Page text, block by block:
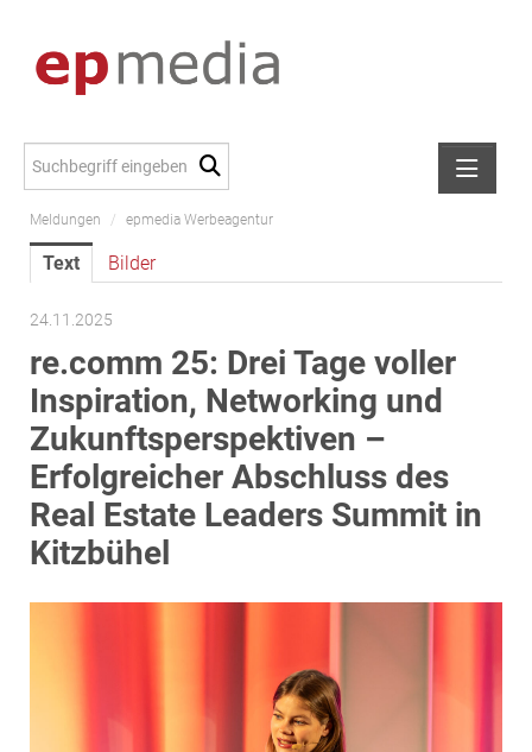
Meldungen
Alexander Peer
amb Development
AURE Immobilien
Austria Sotheby's International Realty
City Park Vienna
CTP Österreich
EPHIC Group
epmedia Werbeagentur
Grossmann + Kaswurm Immobilien
Meldungen / epmedia Werbeagentur
Text Bilder
24.11.2025
re.comm 25: Drei Tage voller
Inspiration, Networking und
Zukunftsperspektiven –
Erfolgreicher Abschluss des
Real Estate Leaders Summit in
Kitzbühel